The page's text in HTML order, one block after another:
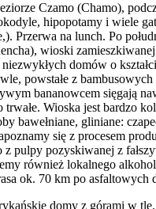
Czamo (Chamo),
hipopotamy i wiele
Przerwa na lunch. Po
wioski
domów o
powstałe z
bananowcem sięgają
trwałe. Wioska jest bardzo
bawełniane, gliniane:
się z procesem
z pulpy pozyskiwanej z
również lokalnego
ok. 70 km po asfaltowych